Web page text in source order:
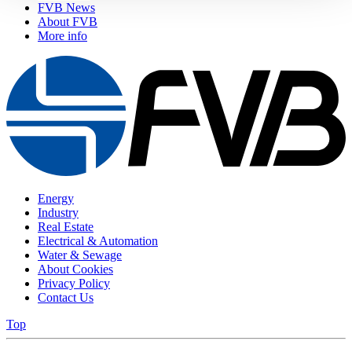
FVB News
About FVB
More info
Energy
Industry
Real Estate
Electrical & Automation
Water & Sewage
About Cookies
Privacy Policy
Contact Us
Top